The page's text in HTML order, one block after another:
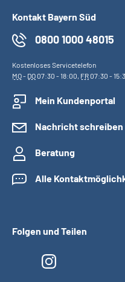
Kontakt Bayern Süd
0800 1000 48015
Kostenloses Servicetelefon
MO- DO07:30 - 18:00, FR07:30 -
Mein Kundenportal
Nachricht schreiben
Beratung
Alle
Folgen und Teilen